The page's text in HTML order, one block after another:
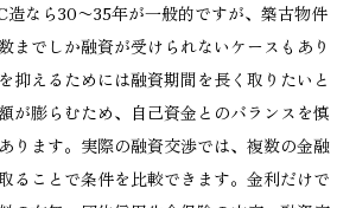
造なら30〜35年が一般的ですが、築古物件
までしか融資が受けられないケースもあり
抑えるためには融資期間を長く取りたいと
が膨らむため、自己資金とのバランスを慎
ります。実際の融資交渉では、複数の金融
ることで条件を比較できます。金利だけで